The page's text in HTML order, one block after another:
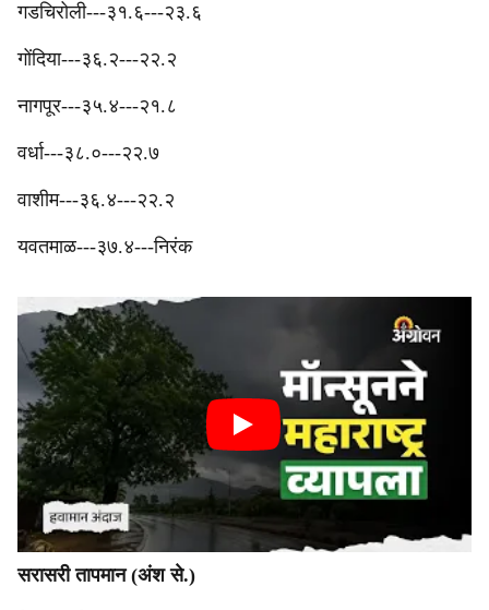
‎गडचिरोली---३१.६---२३.६
‎गोंदिया---३६.२---२२.२
‎नागपूर---३५.४---२१.८
‎वर्धा---३८.०---२२.७
‎वाशीम---३६.४---२२.२
‎यवतमाळ---३७.४---निरंक
‎सरासरी तापमान (अंश से.)